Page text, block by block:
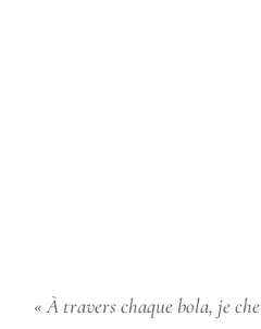
« À travers chaque bola, je